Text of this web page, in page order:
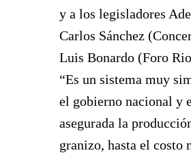
y a los legisladores
Carlos Sánchez
Luis Bonardo (Foro
“Es un sistema muy
el gobierno nacional y
asegurada la
granizo, hasta el costo